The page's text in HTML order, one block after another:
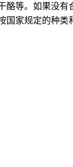
酪等。如果没有
国家规定的种类